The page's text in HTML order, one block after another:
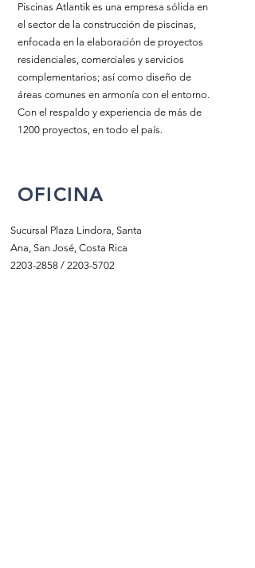
Piscinas Atlantik es una empresa sólida en
el sector de la construcción de piscinas,
enfocada en la elaboración de proyectos
residenciales, comerciales y servicios
complementarios; así­ como diseño de
áreas comunes en armonía con el entorno.
Con el respaldo y experiencia de más de
1200 proyectos, en todo el país.
OFICINA
Sucursal Plaza Lindora, Santa
Ana, San José, Costa Rica
2203-2858 / 2203-5702